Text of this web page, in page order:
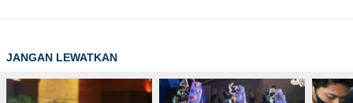
JANGAN LEWATKAN